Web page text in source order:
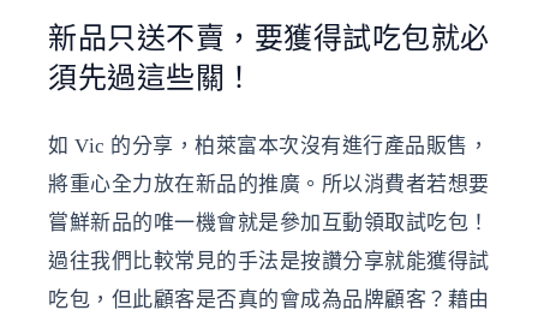
新品只送不賣，要獲得試吃包就必
須先過這些關！
如 Vic 的分享，柏萊富本次沒有進行產品販售，
將重心全力放在新品的推廣。所以消費者若想要
嘗鮮新品的唯一機會就是參加互動領取試吃包！
過往我們比較常見的手法是按讚分享就能獲得試
吃包，但此顧客是否真的會成為品牌顧客？藉由